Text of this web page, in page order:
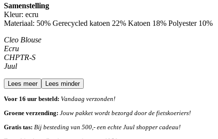
Samenstelling
Kleur: ecru
Materiaal: 50% Gerecycled katoen 22% Katoen 18% Polyester 10%
Cleo Blouse
Ecru
CHPTR-S
Juul
Lees meer Lees minder
Voor 16 uur besteld: Vandaag verzonden!
Groene verzending: Jouw pakket wordt bezorgd door de fietskoeriers!
Gratis tas: Bij besteding van 500,- een echte Juul shopper cadeau!